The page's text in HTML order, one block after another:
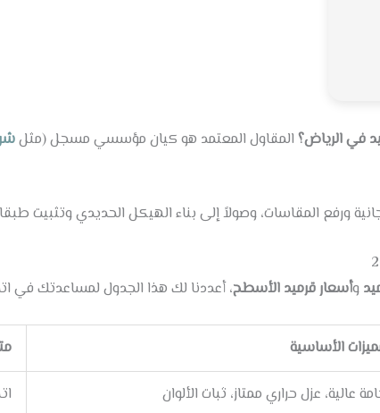
في الرياض؟المقاول المعتمد هو كيان مؤسسي مسجل (مثل
ورفع المقاسات، وصولاً إلى بناء الهيكل الحديدي وتثبيت
وأسعار قرميد الأسطح، أعددنا لك هذا الجدول لمساعدتك في
الأساسية
عالية، عزل حراري ممتاز، ثبات الألوان